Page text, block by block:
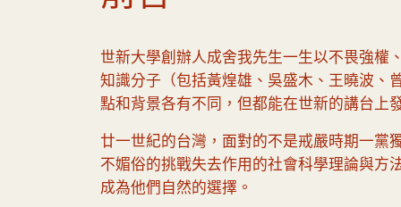
世新大學創辦人成舍我先生一生以不畏強權
知識分子（包括黃煌雄、吳盛木、王曉波、
點和背景各有不同，但都能在世新的講台上
廿一世紀的台灣，面對的不是戒嚴時期一黨
不媚俗的挑戰失去作用的社會科學理論與方
成為他們自然的選擇。